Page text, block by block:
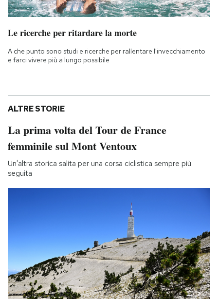
Le ricerche per ritardare la morte
A che punto sono studi e ricerche per rallentare l'invecchiamento
e farci vivere più a lungo possibile
ALTRE STORIE
La prima volta del Tour de France
femminile sul Mont Ventoux
Un'altra storica salita per una corsa ciclistica sempre più
seguita